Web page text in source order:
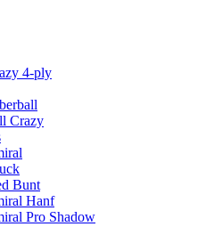
4-ply
Crazy
Bunt
Hanf
Pro Shadow